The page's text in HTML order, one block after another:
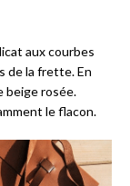
aux courbes
de la frette. En
beige rosée.
le flacon.